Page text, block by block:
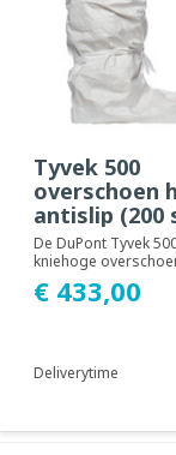
Tyvek 500
overschoen
antislip (200
De DuPont Tyvek
kniehoge
antislip met elastische
bovenband.
€ 433,00
Deliverytime